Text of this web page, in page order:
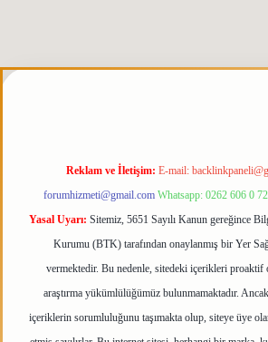
Reklam ve İletişim: E-mail:
forumhizmeti@gmail.com Whatsapp: 0262 606 0
Yasal Uyarı: Sitemiz, 5651 Sayılı Kanun gereğince
Kurumu (BTK) tarafından onaylanmış bir Yer
vermektedir. Bu nedenle, sitedeki içerikleri proaktif
araştırma yükümlülüğümüz bulunmamaktadır.
içeriklerin sorumluluğunu taşımakta olup, siteye üye